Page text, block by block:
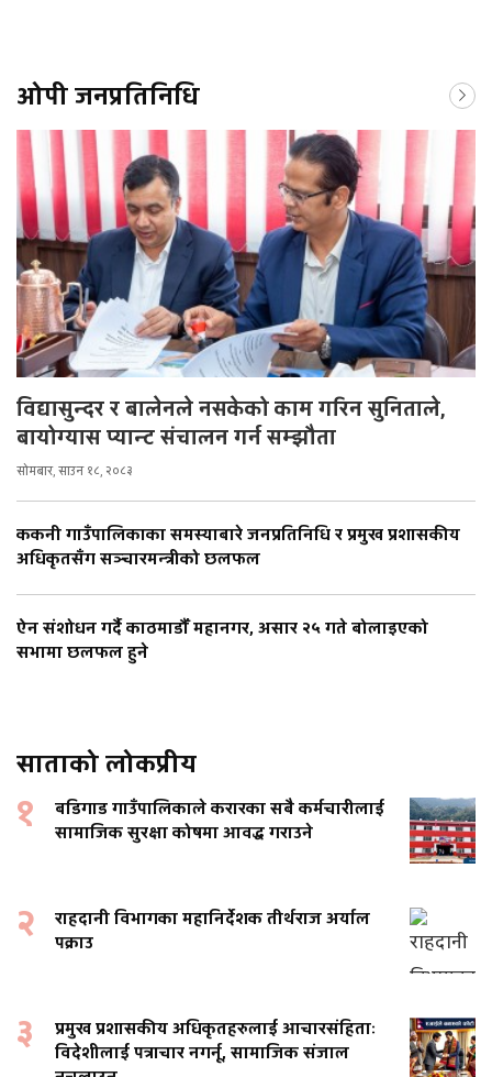
ओपी जनप्रतिनिधि
विद्यासुन्दर र बालेनले नसकेको काम गरिन सुनिताले,
बायोग्यास प्यान्ट संचालन गर्न सम्झौता
सोमबार, साउन १८, २०८३
ककनी गाउँपालिकाका समस्याबारे जनप्रतिनिधि र प्रमुख प्रशासकीय
अधिकृतसँग सञ्चारमन्त्रीको छलफल
ऐन संशोधन गर्दै काठमाडौँ महानगर, असार २५ गते बोलाइएको
सभामा छलफल हुने
साताको लोकप्रीय
१
बडिगाड गाउँपालिकाले करारका सबै कर्मचारीलाई
सामाजिक सुरक्षा कोषमा आवद्ध गराउने
२
राहदानी विभागका महानिर्देशक तीर्थराज अर्याल
पक्राउ
३
प्रमुख प्रशासकीय अधिकृतहरुलाई आचारसंहिताः
विदेशीलाई पत्राचार नगर्नू, सामाजिक संजाल